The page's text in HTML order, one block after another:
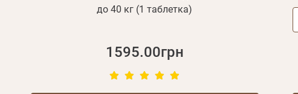
до 40 кг (1 таблетка)
1595.00грн